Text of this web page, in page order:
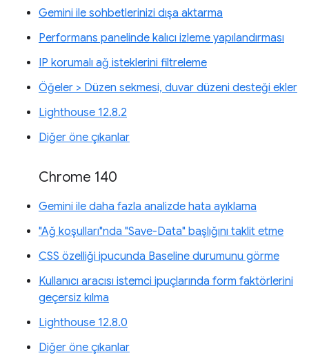
Gemini ile sohbetlerinizi dışa aktarma
Performans panelinde kalıcı izleme yapılandırması
IP korumalı ağ isteklerini filtreleme
Öğeler > Düzen sekmesi, duvar düzeni desteği ekler
Lighthouse 12.8.2
Diğer öne çıkanlar
Chrome 140
Gemini ile daha fazla analizde hata ayıklama
"Ağ koşulları"nda "Save-Data" başlığını taklit etme
CSS özelliği ipucunda Baseline durumunu görme
Kullanıcı aracısı istemci ipuçlarında form faktörlerini
geçersiz kılma
Lighthouse 12.8.0
Diğer öne çıkanlar